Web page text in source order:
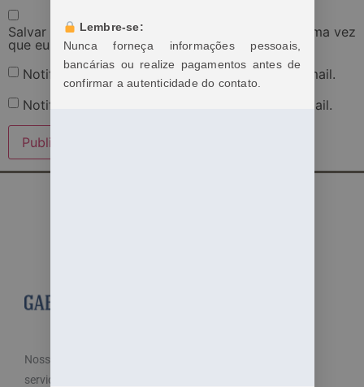
Salvar meus dados neste navegador para a próxima vez
que eu comentar.
Notifique-me sobre novos comentários por e-mail.
Notifique-me sobre novas publicações por e-mail.
Nosso objetivo é cuidar dos seus direitos e oferecemos
serviços especializados e diferenciados atendendo a
Lembre-se:
Nunca forneça informações pessoais,
bancárias ou realize pagamentos antes de
confirmar a autenticidade do contato.